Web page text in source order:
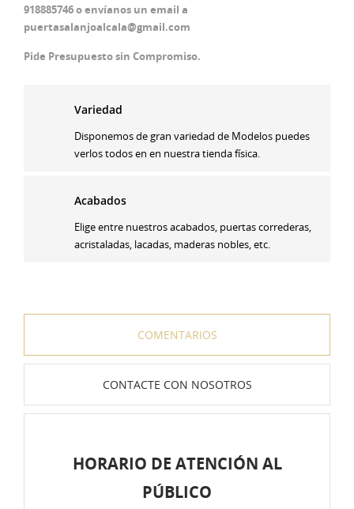
918885746 o envíanos un email a
puertasalanjoalcala@gmail.com
Pide Presupuesto sin Compromiso.
Variedad
Disponemos de gran variedad de Modelos puedes
verlos todos en en nuestra tienda física.
Acabados
Elige entre nuestros acabados, puertas correderas,
acristaladas, lacadas, maderas nobles, etc.
COMENTARIOS
CONTACTE CON NOSOTROS
HORARIO DE ATENCIÓN AL
PÚBLICO